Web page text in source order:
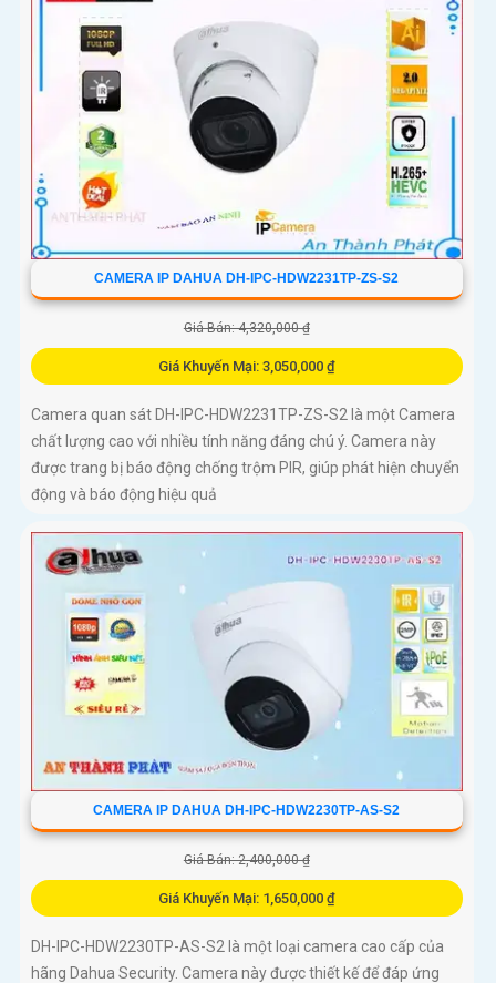
CAMERA IP DAHUA DH-IPC-HDW2231TP-ZS-S2
Giá Bán: 4,320,000 ₫
Giá Khuyến Mại: 3,050,000 ₫
Camera quan sát DH-IPC-HDW2231TP-ZS-S2 là một Camera
chất lượng cao với nhiều tính năng đáng chú ý. Camera này
được trang bị báo động chống trộm PIR, giúp phát hiện chuyển
động và báo động hiệu quả
CAMERA IP DAHUA DH-IPC-HDW2230TP-AS-S2
Giá Bán: 2,400,000 ₫
Giá Khuyến Mại: 1,650,000 ₫
DH-IPC-HDW2230TP-AS-S2 là một loại camera cao cấp của
hãng Dahua Security. Camera này được thiết kế để đáp ứng